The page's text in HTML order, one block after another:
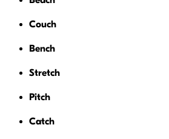
Couch
Bench
Stretch
Pitch
Catch